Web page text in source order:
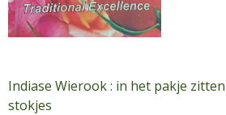
Indiase Wierook : in het pakje
stokjes